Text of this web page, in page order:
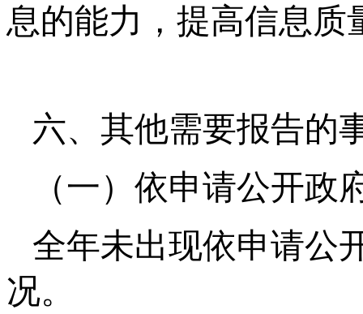
息的能力，提高信息质
六、其他需要报告的
（一）依申请公开
全年未出现依申请公
况。